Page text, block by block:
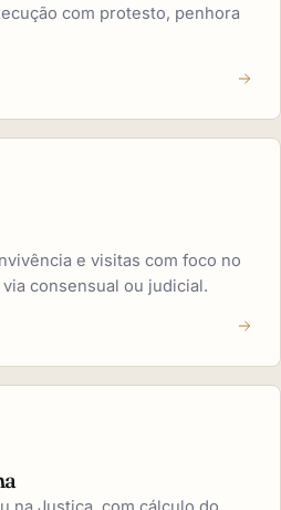
com protesto, penhora
e visitas com foco no
consensual ou judicial.